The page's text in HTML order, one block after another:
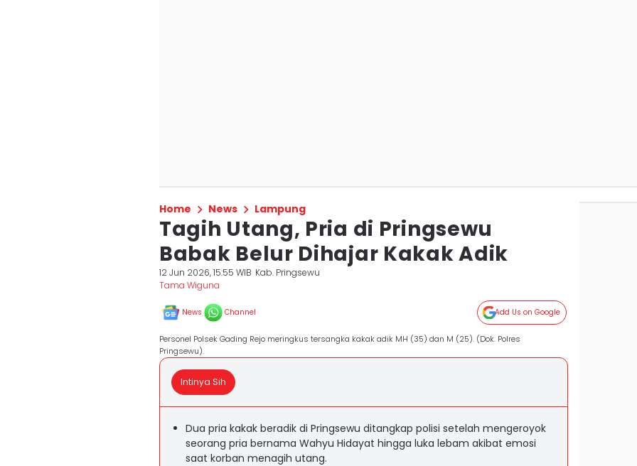
Home News Lampung
Tagih Utang, Pria di Pringsewu
Babak Belur Dihajar Kakak Adik
12 Jun 2026, 15:55 WIB Kab. Pringsewu
Tama Wiguna
News Channel Add Us on Google
Personel Polsek Gading Rejo meringkus tersangka kakak adik MH (35) dan M (25). (Dok. Polres
Pringsewu).
Intinya Sih
Dua pria kakak beradik di Pringsewu ditangkap polisi setelah mengeroyok
seorang pria bernama Wahyu Hidayat hingga luka lebam akibat emosi
saat korban menagih utang.